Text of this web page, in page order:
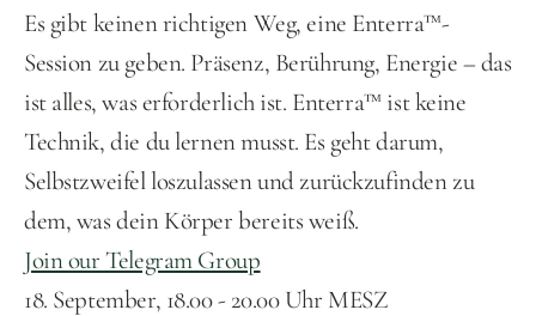
Select Language
Es gibt keinen richtigen Weg, eine Enterra™-
Session zu geben. Präsenz, Berührung, Energie – das
ist alles, was erforderlich ist. Enterra™ ist keine
Technik, die du lernen musst. Es geht darum,
Selbstzweifel loszulassen und zurückzufinden zu
dem, was dein Körper bereits weiß.​​​​​
Join our Telegram Group
18. September, 18.00 - 20.00 Uhr MESZ